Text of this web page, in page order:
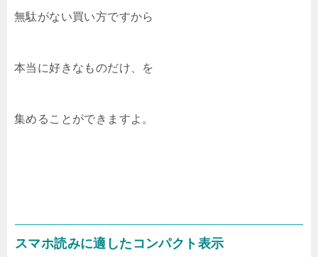
無駄がない買い方ですから
本当に好きなものだけ、を
集めることができますよ。
スマホ読みに適したコンパクト表示